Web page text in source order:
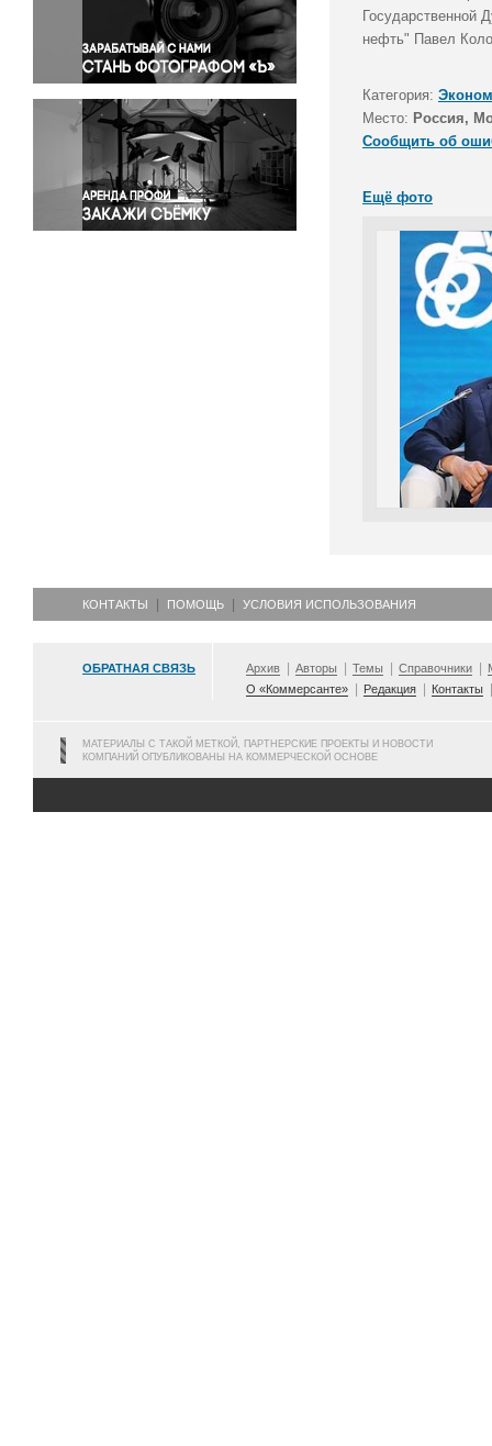
Правосудие
Происшествия и конфликты
Религия
Светская жизнь
Спорт
Экология
Экономика и бизнес
Государственной
нефть" Павел
Категория:
Место: Россия,
Сообщить об
Ещё фото
КОНТАКТЫ ПОМОЩЬ УСЛОВИЯ ИСПОЛЬЗОВАНИЯ
ОБРАТНАЯ СВЯЗЬ Архив Авторы Темы Справочники
О «Коммерсанте»
Редакция Контакты
МАТЕРИАЛЫ С ТАКОЙ МЕТКОЙ, ПАРТНЕРСКИЕ ПРОЕКТЫ И НОВОСТИ
КОМПАНИЙ ОПУБЛИКОВАНЫ НА КОММЕРЧЕСКОЙ ОСНОВЕ